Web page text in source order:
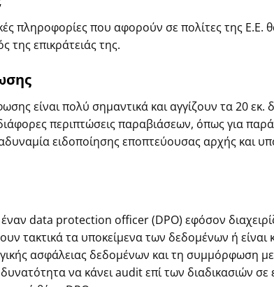
πληροφορίες που αφορούν σε πολίτες της
της επικράτειάς της.
είναι πολύ σημαντικά και αγγίζουν τα 20 εκ.
περιπτώσεις παραβιάσεων, όπως για
ειδοποίησης εποπτεύουσας αρχής και
έναν data protection officer (DPO) εφόσον
τακτικά τα υποκείμενα των δεδομένων ή
ασφάλειας δεδομένων και τη συμμόρφωση
να κάνει audit επί των διαδικασιών σε